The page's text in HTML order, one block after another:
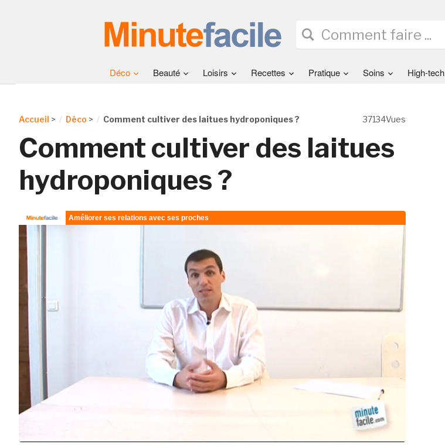
Déco Beauté Loisirs Recettes Pratique Soins High-tech
37134Vues
Accueil > Déco > Comment cultiver des laitues hydroponiques ?
Comment cultiver des laitues
hydroponiques ?